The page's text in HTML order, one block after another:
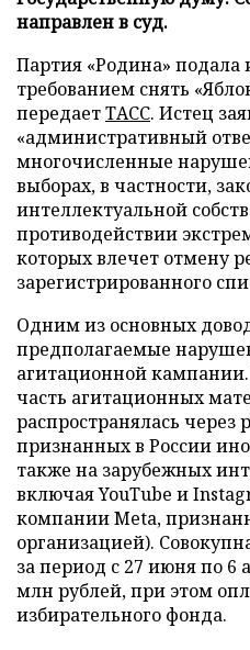
направлен в суд.
Партия «Родина» подала
требованием снять
передаетТАСС. Истец
«административный
многочисленные
выборах, в частности,
интеллектуальной
противодействии
которых влечет отмену
зарегистрированного
Одним из основных
предполагаемые
агитационной
часть агитационных
распространялась через
признанных в России
также на зарубежных
включая YouTube и
компании Meta,
организацией).
за период с 27 июня по 6
млн рублей, при этом
избирательного фонда.